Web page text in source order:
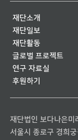
재단소개
재단일보
재단활동
글로벌 프로젝트
연구 자료실
후원하기
재단법인 보다나은미
서울시 종로구 경희